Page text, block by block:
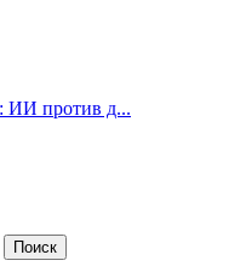
ИИ против д...